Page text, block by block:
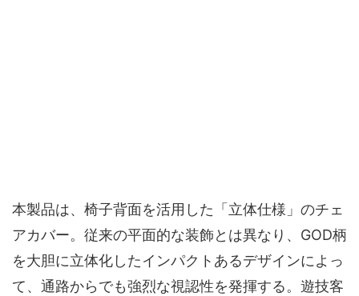
本製品は、椅子背面を活用した「立体仕様」のチェ
アカバー。従来の平面的な装飾とは異なり、GOD柄
を大胆に立体化したインパクトあるデザインによっ
て、通路からでも強烈な視認性を発揮する。遊技客